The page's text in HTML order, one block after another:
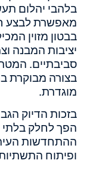
בלהבי יהלום
מאפשרת לבצע
בבטון מזוין
יציבות המבנה
סביבתיים.
בצורה מבוקרת
מוגדרת.
בזכות הדיוק
הפך לחלק בלתי
ההתחדשות
ופיתוח